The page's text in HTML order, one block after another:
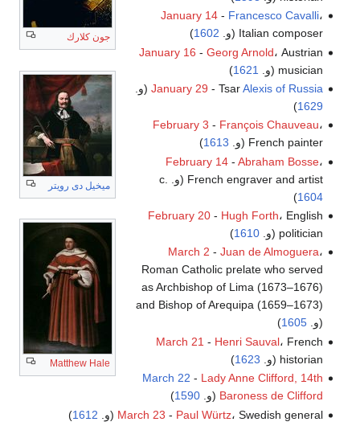
جون كلارك
ميخيل دى رويتر
Matthew Hale
January 14- Francesco Cavalli،
Italian composer (و.
1602
)
January 16 - Georg Arnold، Austrian
musician (و.
1621
)
January 29 - TsarAlexis of Russia
(و.
1629
)
February 3 - François Chauveau،
French painter (و.
1613
)
February 14- Abraham Bosse،
French engraver and artist (و. c.
1604
)
February 20- Hugh Forth، English
politician (و.
1610
)
March 2 - Juan de Almoguera،
Roman Catholic prelate who served
as Archbishop of Lima (1673–1676)
and Bishop of Arequipa (1659–1673)
(و.1605
)
March 21 - Henri Sauval، French
historian (و.
1623
)
March 22 - Lady Anne Clifford, 14th
Baroness de Clifford (و.1590
)
March 23 - Paul Würtz، Swedish general (و. 1612
)